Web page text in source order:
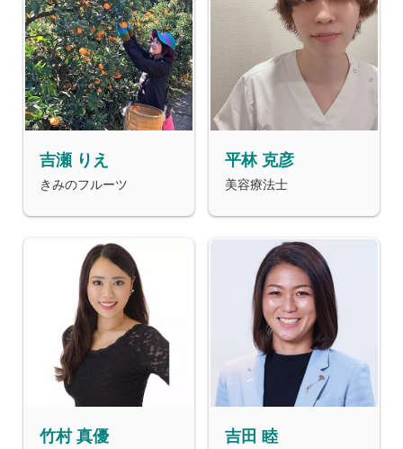
吉瀬 りえ
きみのフルーツ
平林 克彦
美容療法士
竹村 真優 吉田 睦